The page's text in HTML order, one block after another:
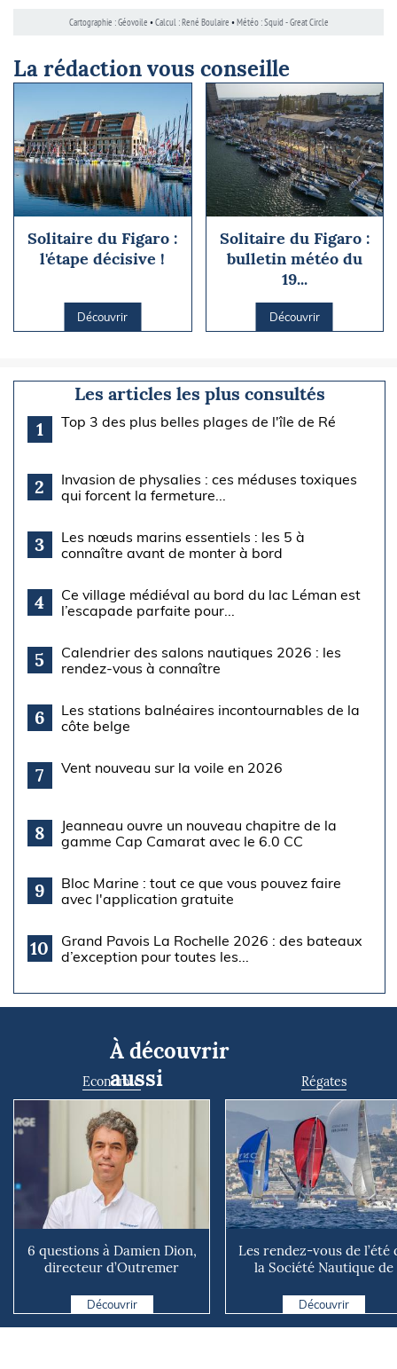
La rédaction vous conseille
Solitaire du Figaro :
l'étape décisive !
Découvrir
Solitaire du Figaro :
bulletin météo du
19...
Découvrir
Les articles les plus consultés
1
Top 3 des plus belles plages de l'île de Ré
2
Invasion de physalies : ces méduses toxiques
qui forcent la fermeture...
3
Les nœuds marins essentiels : les 5 à
connaître avant de monter à bord
4
Ce village médiéval au bord du lac Léman est
l’escapade parfaite pour...
5
Calendrier des salons nautiques 2026 : les
rendez-vous à connaître
6
Les stations balnéaires incontournables de la
côte belge
7 Vent nouveau sur la voile en 2026
8
Jeanneau ouvre un nouveau chapitre de la
gamme Cap Camarat avec le 6.0 CC
9
Bloc Marine : tout ce que vous pouvez faire
avec l'application gratuite
10
Grand Pavois La Rochelle 2026 : des bateaux
d’exception pour toutes les...
À découvrir
aussi
Economie
6 questions à Damien Dion,
directeur d’Outremer
Découvrir
Régates
Les rendez-vous de l’été
la Société Nautique de
Découvrir